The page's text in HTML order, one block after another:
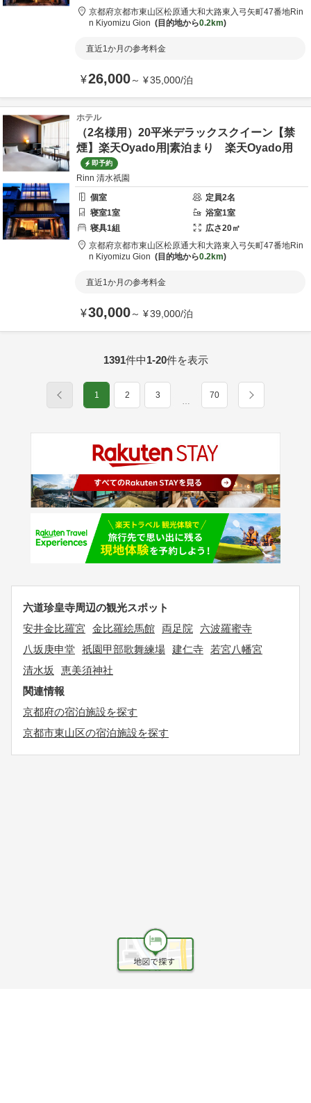
京都府京都市東山区松原通大和大路東入弓矢町47番地Rin
n Kiyomizu Gion
目的地から0.2km
直近1か月の参考料金
¥26,000～ ¥35,000/泊
ホテル
（2名様用）20平米デラックスクイーン【禁
煙】楽天Oyado用|素泊まり 楽天Oyado用
即予約
Rinn 清水祇園
個室
定員2名
寝室1室 浴室1室
寝具1組 広さ20㎡
京都府京都市東山区松原通大和大路東入弓矢町47番地Rin
n Kiyomizu Gion
目的地から0.2km
直近1か月の参考料金
¥30,000～ ¥39,000/泊
1391件中1-20件を表示
1 2 3
…
70
六道珍皇寺周辺の観光スポット
安井金比羅宮
金比羅絵馬館 両足院
六波羅蜜寺
八坂庚申堂 祇園甲部歌舞練場 建仁寺
若宮八幡宮
清水坂
恵美須神社
関連情報
京都府の宿泊施設を探す
京都市東山区の宿泊施設を探す